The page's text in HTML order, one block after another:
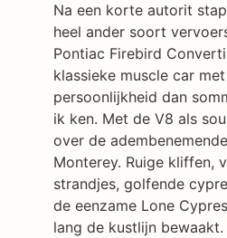
Na een korte autorit
heel ander soort
Pontiac Firebird
klassieke muscle car
persoonlijkheid dan
ik ken. Met de V8 als
over de adembenemende
Monterey. Ruige kliffen,
strandjes, golfende
de eenzame Lone
lang de kustlijn bewaakt.